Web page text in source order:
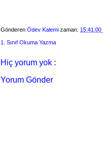
Gönderen Ödev Kalemi zaman: 15:41:00
1. Sınıf Okuma Yazma
Hiç yorum yok :
Yorum Gönder